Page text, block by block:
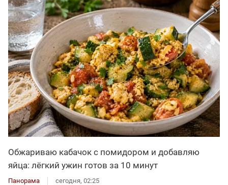
Обжариваю кабачок с помидором и добавляю
яйца: лёгкий ужин готов за 10 минут
Панорама сегодня, 02:25